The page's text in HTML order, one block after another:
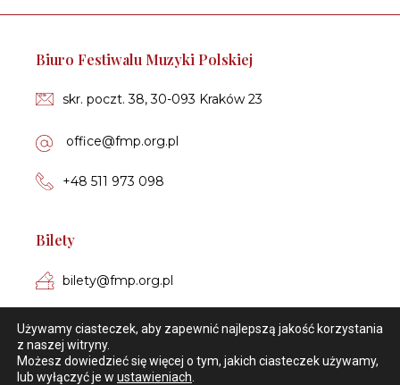
Biu­ro Fe­sti­wa­lu Muzyki Polskiej
skr. poczt. 38, 30-093 Kra­ków 23
of­fi­ce­@fmp.org.pl
+48 511 973 098
Bilety
bi­le­ty­@fmp.org.pl
+48 606 449 650
Używamy ciasteczek, aby zapewnić najlepszą jakość korzystania
z naszej witryny.
Możesz dowiedzieć się więcej o tym, jakich ciasteczek używamy,
lub wyłączyć je w ustawieniach